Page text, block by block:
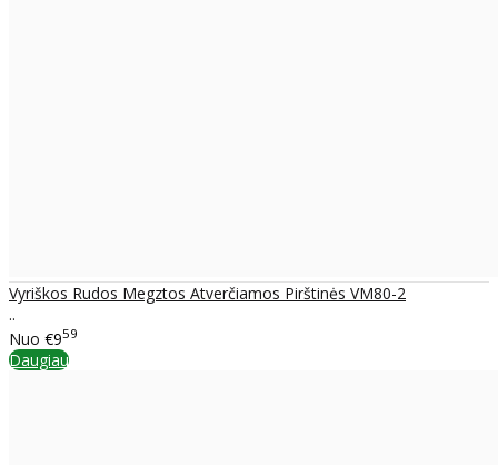
Vyriškos Rudos Megztos Atverčiamos Pirštinės VM80-2
..
Nuo €959
Daugiau